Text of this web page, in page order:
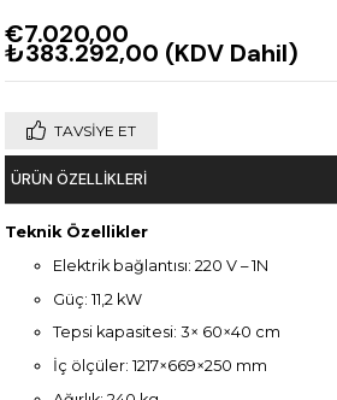
€7.020,00
₺383.292,00 (KDV Dahil)
TAVSIYE ET
ÜRÜN ÖZELLIKLERI
Teknik Özellikler
Elektrik bağlantısı: 220 V – 1N
Güç: 11,2 kW
Tepsi kapasitesi: 3× 60×40 cm
İç ölçüler: 1217×669×250 mm